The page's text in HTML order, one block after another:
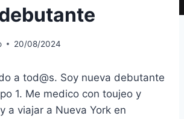
20/08/2024
a tod@s. Soy nueva debutante
1. Me medico con toujeo y
a viajar a Nueva York en